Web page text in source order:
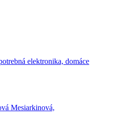
elektronika, domáce
Mesiarkinová,